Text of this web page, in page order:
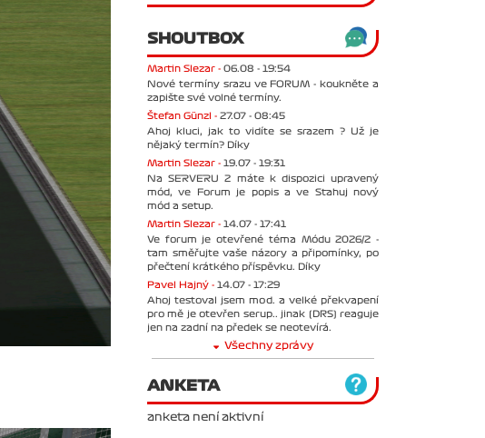
SHOUTBOX
Martin Slezar - 06.08 - 19:54
Nové termíny srazu ve FORUM - koukněte a
zapište své volné termíny.
Štefan Günzl - 27.07 - 08:45
Ahoj kluci, jak to vidíte se srazem ? Už je
nějaký termín? Díky
Martin Slezar - 19.07 - 19:31
Na SERVERU 2 máte k dispozici upravený
mód, ve Forum je popis a ve Stahuj nový
mód a setup.
Martin Slezar - 14.07 - 17:41
Ve forum je otevřené téma Módu 2026/2 -
tam směřujte vaše názory a připomínky, po
přečtení krátkého příspěvku. Díky
Pavel Hajný - 14.07 - 17:29
Ahoj testoval jsem mod. a velké překvapení
pro mě je otevřen serup.. jinak (DRS) reaguje
jen na zadní na předek se neotevírá.
Všechny zprávy
ANKETA
anketa není aktivní